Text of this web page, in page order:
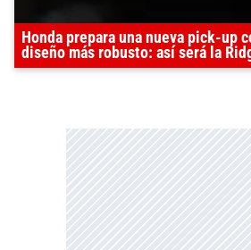
Honda prepara una nueva pick-up
diseño más robusto: así será la